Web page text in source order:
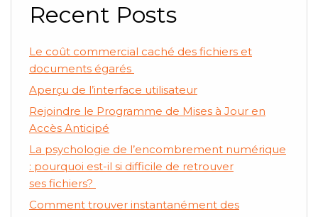
Recent Posts
Le coût commercial caché des fichiers et
documents égarés
Aperçu de l’interface utilisateur
Rejoindre le Programme de Mises à Jour en
Accès Anticipé
La psychologie de l’encombrement numérique
: pourquoi est-il si difficile de retrouver
ses fichiers?
Comment trouver instantanément des